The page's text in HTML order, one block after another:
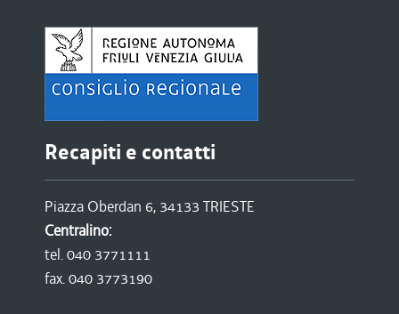
Recapiti e contatti
Piazza Oberdan 6, 34133 TRIESTE
Centralino:
tel. 040 3771111
fax. 040 3773190